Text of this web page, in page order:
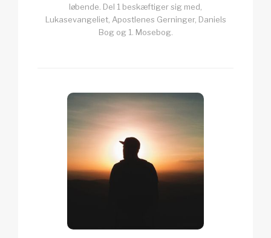
løbende. Del 1 beskæftiger sig med,
Lukasevangeliet, Apostlenes Gerninger, Daniels
Bog og 1. Mosebog.